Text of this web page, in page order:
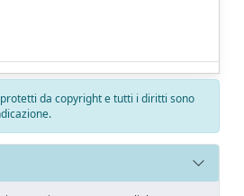
da copyright e tutti i diritti sono